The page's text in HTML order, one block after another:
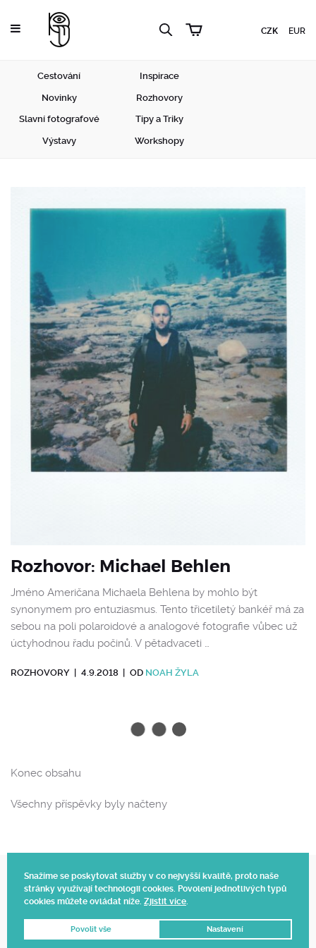
Snažíme se poskytovat služby v co nejvyšší kvalitě, proto naše
stránky využívají technologii cookies. Povolení jednotlivých typů
cookies můžete ovládat níže. Zjistit více.
Povolit vše Nastavení
CZK EUR
Cestování Inspirace
Novinky Rozhovory
Slavní fotografové Tipy a Triky
Výstavy Workshopy
Rozhovor: Michael Behlen
Jméno Američana Michaela Behlena by mohlo být
synonymem pro entuziasmus. Tento třicetiletý bankéř má za
sebou na poli polaroidové a analogové fotografie vůbec už
úctyhodnou řadu počinů. V pětadvaceti …
ROZHOVORY 4.9.2018 OD NOAH ŽYLA
Konec obsahu
Všechny příspěvky byly načteny
Web vytvořil Polagraph
© 2025.